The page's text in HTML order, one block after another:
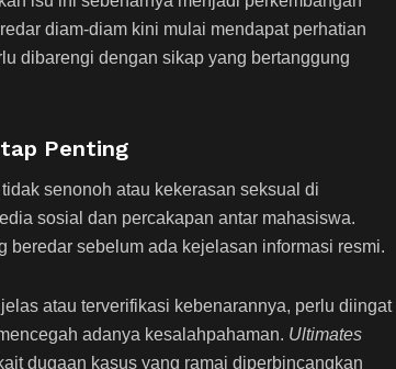
diam-diam kini mulai mendapat perhatian
dibarengi dengan sikap yang bertanggung
Penting
senonoh atau kekerasan seksual di
sosial dan percakapan antar mahasiswa.
sebelum ada kejelasan informasi resmi.
atau terverifikasi kebenarannya, perlu diingat
adanya kesalahpahaman. Ultimates
dugaan kasus yang ramai diperbincangkan